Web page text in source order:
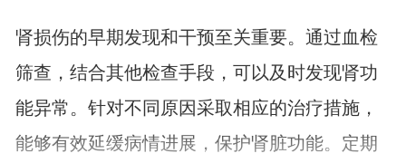
肾损伤的早期发现和干预至关重要。通过血检
筛查，结合其他检查手段，可以及时发现肾功
能异常。针对不同原因采取相应的治疗措施，
能够有效延缓病情进展，保护肾脏功能。定期